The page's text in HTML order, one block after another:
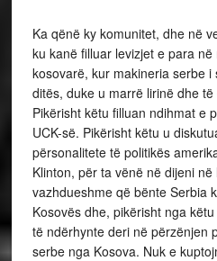
Ka qënë ky komunitet, dhe në
ku kanë filluar levizjet e para
kosovarë, kur makineria serbe
ditës, duke u marrë lirinë dhe
Pikërisht këtu filluan ndihmat e
UCK-së. Pikërisht këtu u
përsonalitete të politikës
Klinton, për ta vënë në dijeni
vazhdueshme që bënte Serbia
Kosovës dhe, pikërisht nga
të ndërhynte deri në përzënjen
serbe nga Kosova. Nuk e